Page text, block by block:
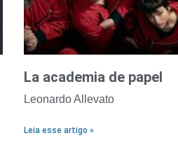
La academia de papel
Leonardo Allevato
Leia esse artigo »